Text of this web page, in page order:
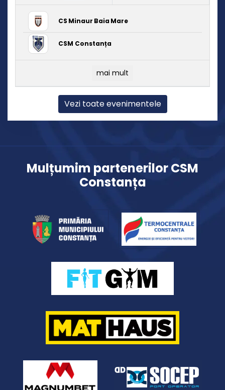
CS Minaur Baia Mare
CSM Constanța
mai mult
Vezi toate evenimentele
Mulțumim partenerilor CSM
Constanța